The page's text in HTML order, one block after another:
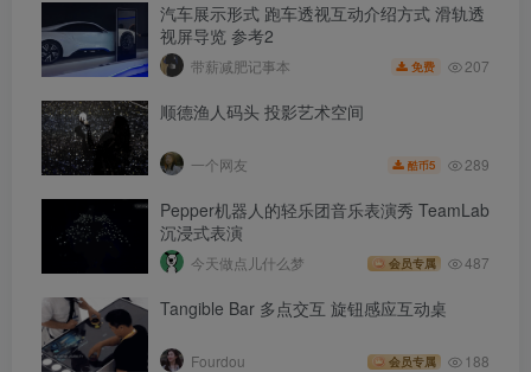
汽车展示形式 跑车透视互动介绍方式 滑轨透
视屏导览 参考2
带薪减肥记事本 免费 207
顺德渔人码头 投影艺术空间
一个网友 酷币5 289
Pepper机器人的轻乐团音乐表演秀 TeamLab
沉浸式表演
今天做点儿什么梦 会员专属 487
Tangible Bar 多点交互 旋钮感应互动桌
Fourdou 会员专属 188